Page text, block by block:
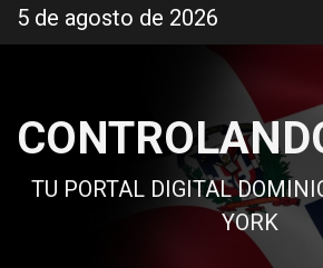
al
5 de agosto de 2026
TU PORTAL DIGITAL
YORK